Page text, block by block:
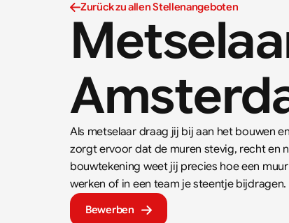
Zurück zu allen Stellenangeboten
Als metselaar draag jij bij aan het bouwen
zorgt ervoor dat de muren stevig, recht en
bouwtekening weet jij precies hoe een
werken of in een team je steentje bijdragen.
Bewerben